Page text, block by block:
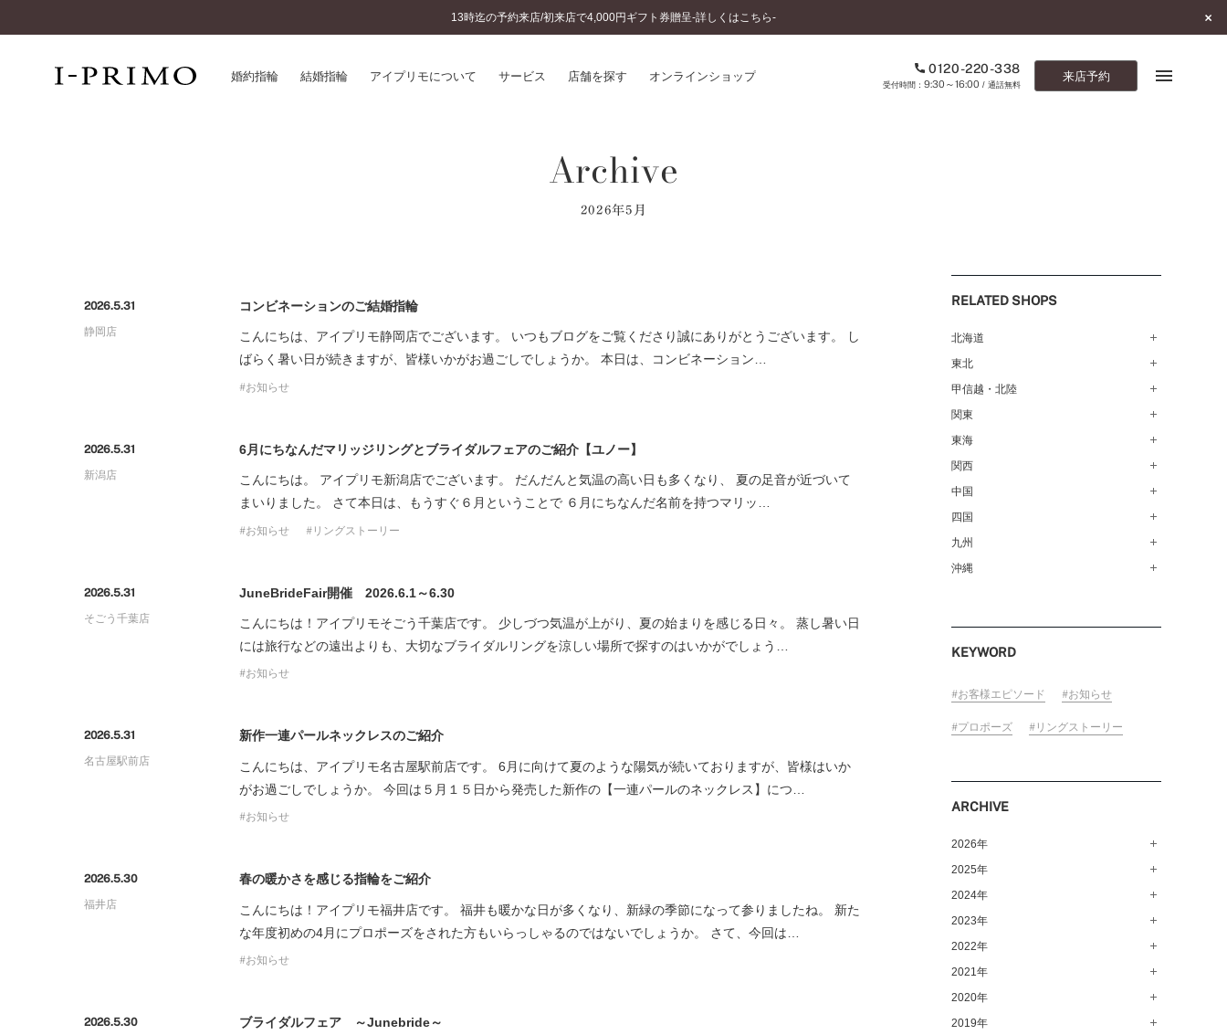
13時迄の予約来店/初来店で4,000円ギフト券贈呈-詳しくはこちら-
婚約指輪 結婚指輪 アイプリモについて サービス 店舗を探す オンラインショップ 0120-220-338
9:30～16:00/ 通話無料
来店予約
パーフェクトプロポーズリング
ダイヤモンドプロポーズ
コンセプトシリーズ
オリジンビリーフ
サービス
アフターサービス
ブライダルアイテム
プロポーズサポート
店舗一覧
婚約指輪とは
結婚指輪とは
セットリングとは
SWEET STORIES
ショップブログ
0120-220-338
カタログ請求
お問い合わせ
FOLLOW US ON
Archive
2026年5月
2026.5.31
静岡店
コンビネーションのご結婚指輪
こんにちは、アイプリモ静岡店でございます。 いつもブログをご覧くださり誠にありがとうございます。 し
ばらく暑い日が続きますが、皆様いかがお過ごしでしょうか。 本日は、コンビネーション…
お知らせ
2026.5.31
新潟店
6月にちなんだマリッジリングとブライダルフェアのご紹介【ユノー】
こんにちは。 アイプリモ新潟店でございます。 だんだんと気温の高い日も多くなり、 夏の足音が近づいて
まいりました。 さて本日は、もうすぐ６月ということで ６月にちなんだ名前を持つマリッ…
お知らせ リングストーリー
2026.5.31
そごう千葉店
JuneBrideFair開催 2026.6.1～6.30
こんにちは！アイプリモそごう千葉店です。 少しづつ気温が上がり、夏の始まりを感じる日々。 蒸し暑い日
には旅行などの遠出よりも、大切なブライダルリングを涼しい場所で探すのはいかがでしょう…
お知らせ
2026.5.31
名古屋駅前店
新作一連パールネックレスのご紹介
こんにちは、アイプリモ名古屋駅前店です。 6月に向けて夏のような陽気が続いておりますが、皆様はいか
がお過ごしでしょうか。 今回は５月１５日から発売した新作の【一連パールのネックレス】につ…
お知らせ
2026.5.30
福井店
春の暖かさを感じる指輪をご紹介
こんにちは！アイプリモ福井店です。 福井も暖かな日が多くなり、新緑の季節になって参りましたね。 新た
な年度初めの4月にプロポーズをされた方もいらっしゃるのではないでしょうか。 さて、今回は…
お知らせ
2026.5.30
ブライダルフェア ～Junebride～
RELATED SHOPS
北海道
札幌店（134）
函館店（180）
東北
弘前パークホテル店（180）
青森店（254）
仙台店（147）
秋田店（123）
盛岡大通店（203）
山形店（153）
郡山モルティ店（153）
いわき店（129）
甲信越・北陸
甲府店（63）
新潟店（168）
長野店（148）
松本店（161）
富山店（100）
金沢店（139）
福井店（117）
関東
銀座本店（149）
新宿店（137）
池袋店（134）
吉祥寺マルイ店（111）
町田店（142）
立川店（119）
ラゾーナ川崎プラザ店（84）
そごう千葉店（124）
柏店（141）
宇都宮店（143）
東海
名古屋栄店（125）
名古屋駅前店（72）
豊橋店（149）
岐阜店（122）
近鉄四日市店（141）
関西
なんばパークス店（146）
梅田茶屋町店（84）
梅田ハービスENT店（85）
近鉄あべのハルカス店（139）
奈良店（168）
中国
広島店（102）
福山店（239）
岡山店（170）
四国
高松店（172）
松山店（171）
九州
福岡天神店（117）
大分店（96）
沖縄
KEYWORD
お客様エピソード お知らせ
プロポーズ リングストーリー
ARCHIVE
2026年
8月（13）
7月（64）
6月（58）
5月（62）
4月（55）
3月（64）
2月（50）
2025年
12月（65）
11月（56）
10月（67）
9月（50）
8月（67）
7月（68）
2024年
12月（71）
11月（61）
10月（60）
9月（57）
8月（64）
2023年
12月（71）
11月（61）
10月（66）
9月（53）
2022年
12月（72）
11月（77）
10月（74）
2021年
12月（69）
11月（83）
2020年
12月（63）
2019年